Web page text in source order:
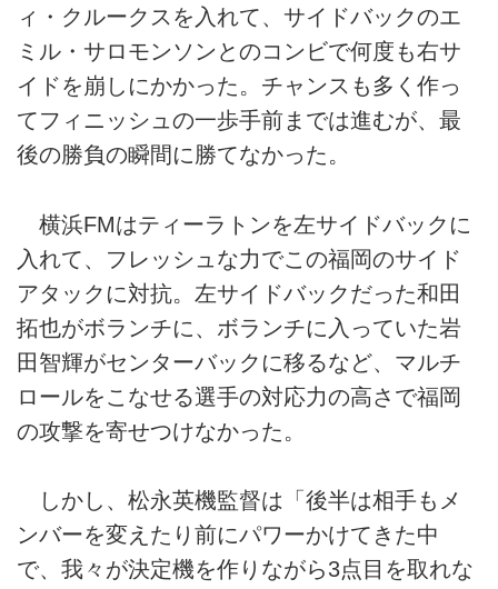
ィ・クルークスを入れて、サイドバックのエ
ミル・サロモンソンとのコンビで何度も右サ
イドを崩しにかかった。チャンスも多く作っ
てフィニッシュの一歩手前までは進むが、最
後の勝負の瞬間に勝てなかった。
横浜FMはティーラトンを左サイドバックに
入れて、フレッシュな力でこの福岡のサイド
アタックに対抗。左サイドバックだった和田
拓也がボランチに、ボランチに入っていた岩
田智輝がセンターバックに移るなど、マルチ
ロールをこなせる選手の対応力の高さで福岡
の攻撃を寄せつけなかった。
しかし、松永英機監督は「後半は相手もメ
ンバーを変えたり前にパワーかけてきた中
で、我々が決定機を作りながら3点目を取れな